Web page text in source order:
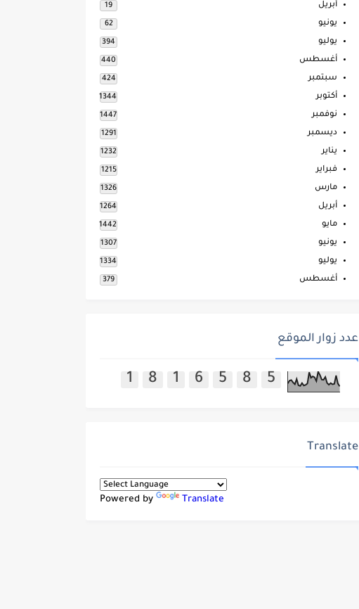
أبريل 19
يونيو 62
يوليو 394
أغسطس 440
سبتمبر 424
أكتوبر 1344
نوفمبر 1447
ديسمبر 1291
يناير 1232
فبراير 1215
مارس 1326
أبريل 1264
مايو 1442
يونيو 1307
يوليو 1334
أغسطس 379
عدد زوار الموقع
1 8 1 6 5 8 5
Translate
Powered by Translate